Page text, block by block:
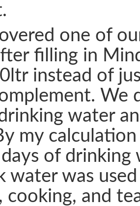
one of
filling in
instead of
We
water
my
of drinking
water was
cooking, and